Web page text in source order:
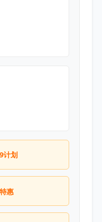
计划
惠